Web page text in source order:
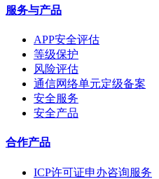
服务与产品
APP安全评估
等级保护
风险评估
通信网络单元定级备案
安全服务
安全产品
合作产品
ICP许可证申办咨询服务